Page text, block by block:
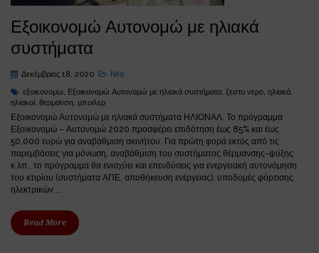
Εξοικονομώ Αυτονομώ με ηλιακά
συστήματα
Δεκέμβριος 18, 2020
Νέα
εξοικονομω, Εξοικονομώ Αυτονομώ με ηλιακά συστήματα, ζεστο νερο, ηλιακά,
ηλιακοί, θερμανση, μποιλερ
Εξοικονομώ Αυτονομώ με ηλιακά συστήματα ΗΛΙΟΝΑΛ. Το πρόγραμμα
Εξοικονομώ – Αυτονομώ 2020 προσφέρει επιδότηση έως 85% και έως
50.000 ευρώ για αναβάθμιση ακινήτου. Για πρώτη φορά εκτός από τις
παρεμβάσεις για μόνωση, αναβάθμιση του συστήματος θέρμανσης-ψύξης
κ.λπ., το πρόγραμμα θα ενισχύει και επενδύσεις για ενεργειακή αυτονόμηση
του κτιρίου (συστήματα ΑΠΕ, αποθήκευση ενέργειας), υποδομές φόρτισης
ηλεκτρικών ...
Read More